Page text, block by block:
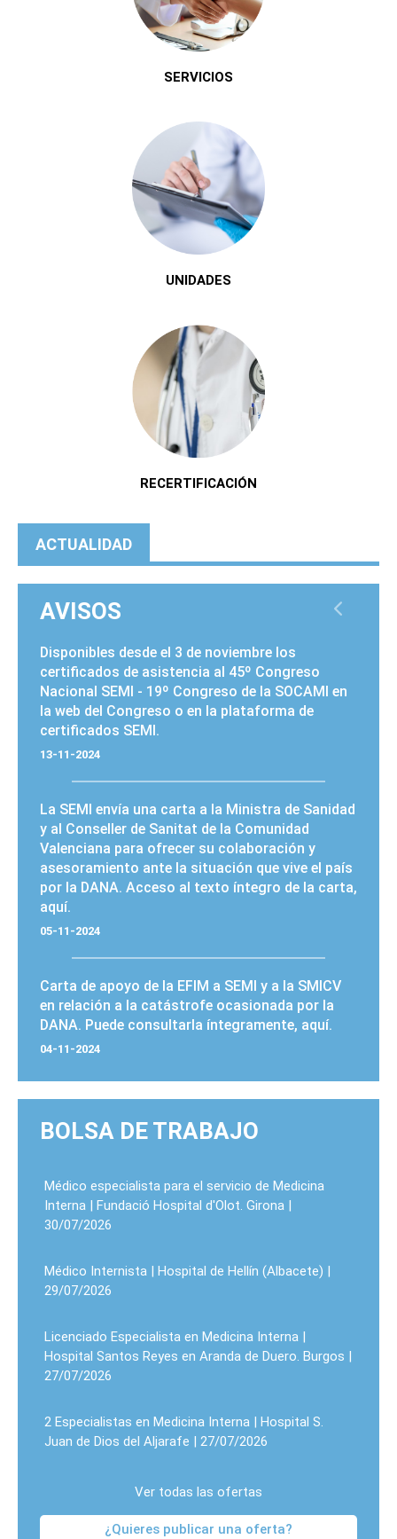
SERVICIOS
UNIDADES
RECERTIFICACIÓN
ACTUALIDAD
AVISOS
Disponibles desde el 3 de noviembre los
certificados de asistencia al 45º Congreso
Nacional SEMI - 19º Congreso de la SOCAMI en
la web del Congreso o en la plataforma de
certificados SEMI.
13-11-2024
La SEMI envía una carta a la Ministra de Sanidad
y al Conseller de Sanitat de la Comunidad
Valenciana para ofrecer su colaboración y
asesoramiento ante la situación que vive el país
por la DANA. Acceso al texto íntegro de la carta,
aquí.
05-11-2024
Carta de apoyo de la EFIM a SEMI y a la SMICV
en relación a la catástrofe ocasionada por la
DANA. Puede consultarla íntegramente, aquí.
04-11-2024
PÁGINAS
BOLSA DE TRABAJO
Médico especialista para el servicio de Medicina
Interna | Fundació Hospital d'Olot. Girona |
30/07/2026
Médico Internista | Hospital de Hellín (Albacete) |
29/07/2026
Licenciado Especialista en Medicina Interna |
Hospital Santos Reyes en Aranda de Duero. Burgos |
27/07/2026
2 Especialistas en Medicina Interna | Hospital S.
Juan de Dios del Aljarafe | 27/07/2026
Ver todas las ofertas
¿Quieres publicar una oferta?